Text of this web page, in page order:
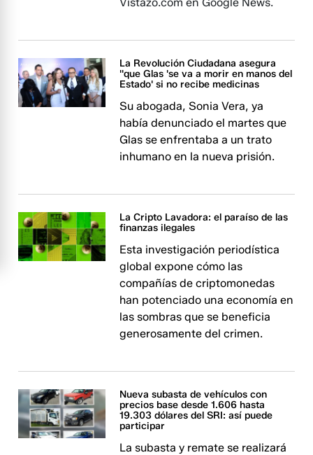
La Revolución Ciudadana asegura
''que Glas 'se va a morir en manos del
Estado' si no recibe medicinas
Su abogada, Sonia Vera, ya
había denunciado el martes que
Glas se enfrentaba a un trato
inhumano en la nueva prisión.
La Cripto Lavadora: el paraíso de las
finanzas ilegales
Esta investigación periodística
global expone cómo las
compañías de criptomonedas
han potenciado una economía en
las sombras que se beneficia
generosamente del crimen.
Nueva subasta de vehículos con
precios base desde 1.606 hasta
19.303 dólares del SRI: así puede
participar
La subasta y remate se realizará